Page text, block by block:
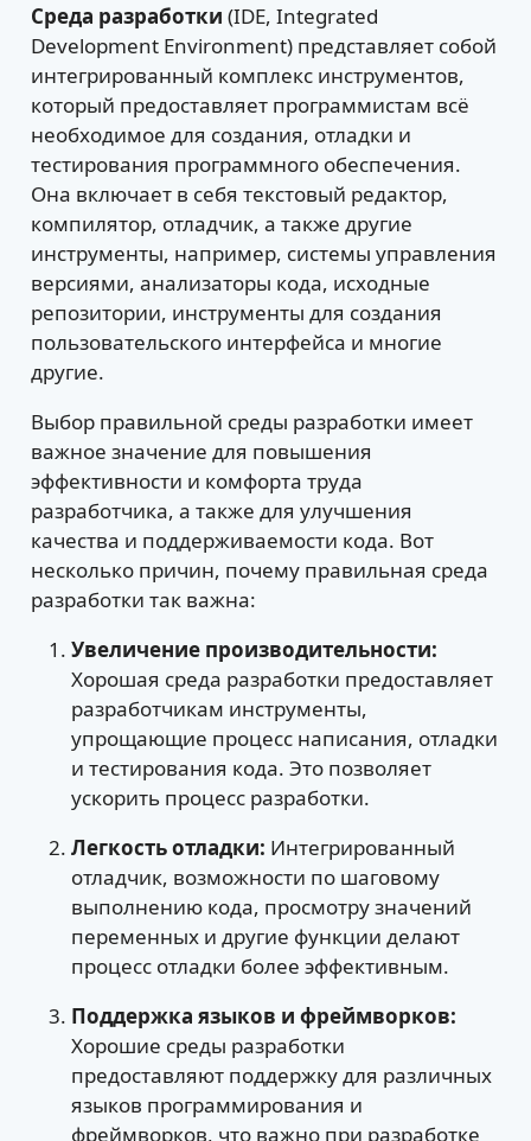
Среда разработки (IDE, Integrated
Development Environment) представляет собой
интегрированный комплекс инструментов,
который предоставляет программистам всё
необходимое для создания, отладки и
тестирования программного обеспечения.
Она включает в себя текстовый редактор,
компилятор, отладчик, а также другие
инструменты, например, системы управления
версиями, анализаторы кода, исходные
репозитории, инструменты для создания
пользовательского интерфейса и многие
другие.
Выбор правильной среды разработки имеет
важное значение для повышения
эффективности и комфорта труда
разработчика, а также для улучшения
качества и поддерживаемости кода. Вот
несколько причин, почему правильная среда
разработки так важна:
Увеличение производительности:
Хорошая среда разработки предоставляет
разработчикам инструменты,
упрощающие процесс написания, отладки
и тестирования кода. Это позволяет
ускорить процесс разработки.
Легкость отладки: Интегрированный
отладчик, возможности по шаговому
выполнению кода, просмотру значений
переменных и другие функции делают
процесс отладки более эффективным.
Поддержка языков и фреймворков:
Хорошие среды разработки
предоставляют поддержку для различных
языков программирования и
фреймворков, что важно при разработке